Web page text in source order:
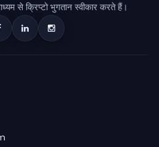
से क्रिप्टो भुगतान स्वीकार करते हैं।